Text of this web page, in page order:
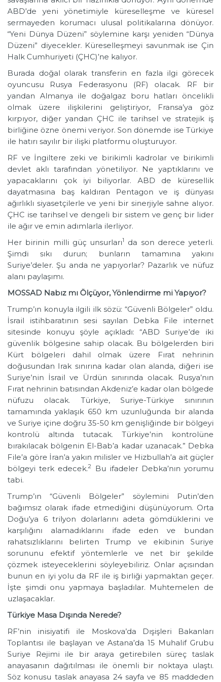
ABD’de yeni yönetimiyle küreselleşme ve küresel
sermayeden korumacı ulusal politikalarına dönüyor.
“Yeni Dünya Düzeni” söylemine karşı yeniden “Dünya
Düzeni” diyecekler. Küreselleşmeyi savunmak ise Çin
Halk Cumhuriyeti (ÇHC)’ne kalıyor.
Burada doğal olarak transferin en fazla ilgi görecek
oyuncusu Rusya Federasyonu (RF) olacak. RF bir
yandan Almanya ile doğalgaz boru hatları öncelikli
olmak üzere ilişkilerini geliştiriyor, Fransa’ya göz
kırpıyor, diğer yandan ÇHC ile tarihsel ve stratejik iş
birliğine özne önemi veriyor. Son dönemde ise Türkiye
ile hatırı sayılır bir ilişki platformu oluşturuyor.
RF ve İngiltere zeki ve birikimli kadrolar ve birikimli
devlet aklı tarafından yönetiliyor. Ne yaptıklarını ve
yapacaklarını çok iyi biliyorlar. ABD de küresellik
dayatmasına baş kaldıran Pentagon ve iş dünyası
ağırlıklı siyasetçilerle ve yeni bir sinerjiyle sahne alıyor.
ÇHC ise tarihsel ve dengeli bir sistem ve genç bir lider
ile ağır ve emin adımlarla ilerliyor.
Her birinin milli güç unsurları1
da son derece yeterli.
Şimdi sıkı durun; bunların tamamına yakını
Suriye’deler. Şu anda ne yapıyorlar? Pazarlık ve nüfuz
alanı paylaşımı.
MOSSAD Nabız mı Ölçüyor, Yönlendirme mi Yapıyor?
Trump’ın konuyla ilgili ilk sözü: “Güvenli Bölgeler” oldu.
İsrail istihbaratının sesi sayılan Debka File internet
sitesinde konuyu şöyle açıkladı: “ABD Suriye’de iki
güvenlik bölgesine sahip olacak. Bu bölgelerden biri
Kürt bölgeleri dahil olmak üzere Fırat nehrinin
doğusundan Irak sınırına kadar olan alanda, diğeri ise
Suriye’nin İsrail ve Ürdün sınırında olacak. Rusya’nın
Fırat nehrinin batısından Akdeniz’e kadar olan bölgede
nüfuzu olacak. Türkiye, Suriye-Türkiye sınırının
tamamında yaklaşık 650 km uzunluğunda bir alanda
ve Suriye içine doğru 35-50 km genişliğinde bir bölgeyi
kontrolü altında tutacak. Türkiye’nin kontrolüne
bırakılacak bölgenin El-Bab’a kadar uzanacak.” Debka
File’a göre İran’a yakın milisler ve Hizbullah’a ait güçler
bölgeyi terk edecek.2
Bu ifadeler Debka’nın yorumu
tabi.
Trump’ın “Güvenli Bölgeler” söylemini Putin’den
bağımsız olarak ifade etmediğini düşünüyorum. Orta
Doğu’ya 6 trilyon dolarlarını adeta gömdüklerini ve
karşılığını alamadıklarını ifade eden ve bundan
rahatsızlıklarını belirten Trump ve ekibinin Suriye
sorununu efektif yöntemlerle ve net bir şekilde
çözmek isteyeceklerini söyleyebiliriz. Onlar açısından
bunun en iyi yolu da RF ile iş birliği yapmaktan geçer.
İşte şimdi onu yapmaya başladılar. Muhtemelen de
uzlaşacaklar.
Türkiye Masa Dışında Nerede?
RF’nin inisiyatifi ile Moskova’da Dışişleri Bakanları
Toplantısı ile başlayan ve Astana’da 15 Muhalif Grubu
Suriye Rejimi ile bir araya getirebilen süreç taslak
anayasanın dağıtılması ile önemli bir noktaya ulaştı.
Söz konusu taslak anayasa 24 sayfa ve 85 maddeden